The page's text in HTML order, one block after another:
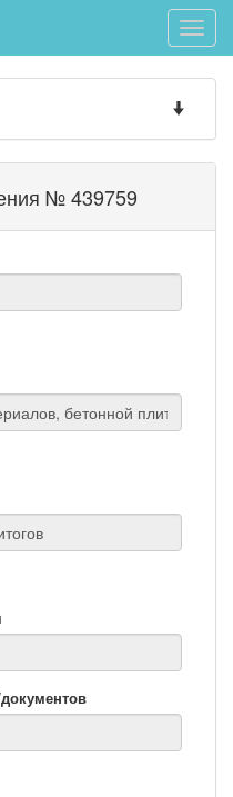
Toggle
Toggle
№ 439759